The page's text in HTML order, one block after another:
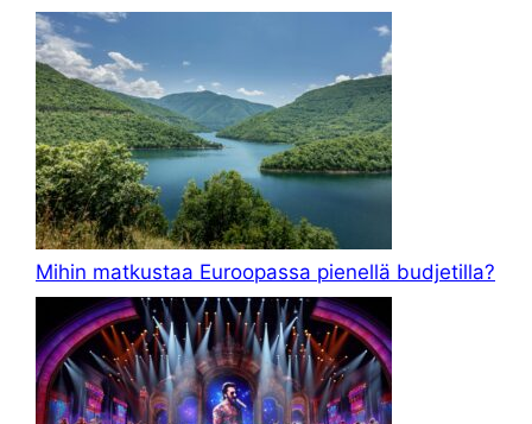
Mihin matkustaa Euroopassa pienellä budjetilla?